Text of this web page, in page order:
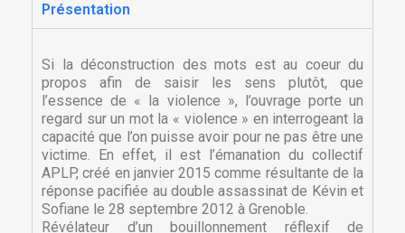
Présentation
Si la déconstruction des mots est au coeur du
propos afin de saisir les sens plutôt, que
l’essence de « la violence », l’ouvrage porte un
regard sur un mot la « violence » en interrogeant la
capacité que l’on puisse avoir pour ne pas être une
victime. En effet, il est l’émanation du collectif
APLP, créé en janvier 2015 comme résultante de la
réponse pacifiée au double assassinat de Kévin et
Sofiane le 28 septembre 2012 à Grenoble.
Révélateur d’un bouillonnement réflexif de